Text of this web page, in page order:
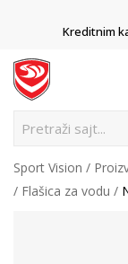
Kreditnim
P
Sport Vision
Flašica za vodu